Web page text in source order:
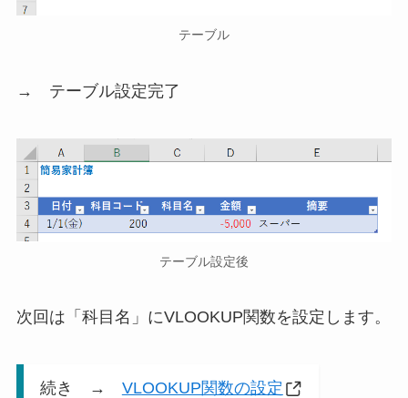
テーブル
→ テーブル設定完了
テーブル設定後
次回は「科目名」にVLOOKUP関数を設定します。
続き → VLOOKUP関数の設定